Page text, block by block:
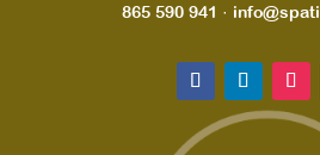
865 590 941 ·